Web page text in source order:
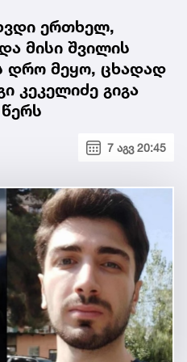
ერთხელ,
მისი შვილის
დრო მეყო, ცხადად
კეკელიძე გიგა
7 აგვ 20:45